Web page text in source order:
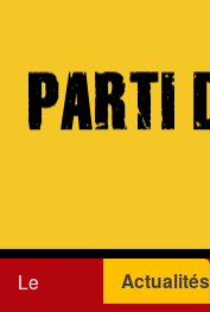
Aller
Le
Actualités